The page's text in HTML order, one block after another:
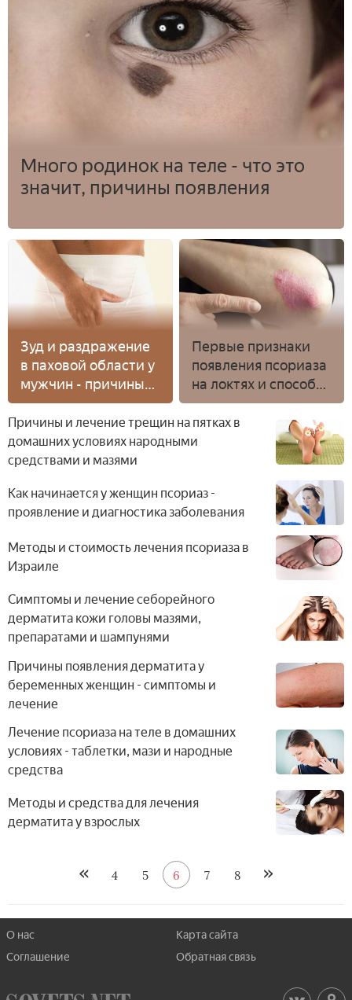
Много родинок на теле - что это
значит, причины появления
Зуд и раздражение
в паховой области у
мужчин - причины
возникновения и
лечение
Первые признаки
появления псориаза
на локтях и способы
лечения в домашних
условиях
Причины и лечение трещин на пятках в
домашних условиях народными
средствами и мазями
Как начинается у женщин псориаз -
проявление и диагностика заболевания
Методы и стоимость лечения псориаза в
Израиле
Симптомы и лечение себорейного
дерматита кожи головы мазями,
препаратами и шампунями
Причины появления дерматита у
беременных женщин - симптомы и
лечение
Лечение псориаза на теле в домашних
условиях - таблетки, мази и народные
средства
Методы и средства для лечения
дерматита у взрослых
4 5 6 7 8
О нас
Карта сайта
Соглашение
Обратная связь